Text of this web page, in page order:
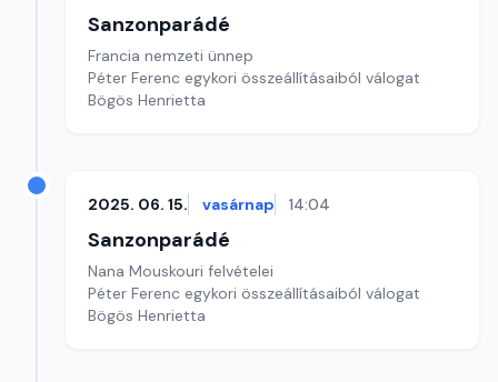
Sanzonparádé
Francia nemzeti ünnep
Péter Ferenc egykori összeállításaiból válogat
Bögös Henrietta
2025. 06. 15. vasárnap 14:04
Sanzonparádé
Nana Mouskouri felvételei
Péter Ferenc egykori összeállításaiból válogat
Bögös Henrietta